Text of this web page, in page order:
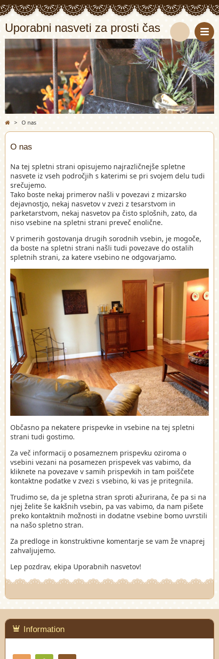
Uporabni nasveti za prosti čas
S
e
a
r
c
> O nas
O nas
Na tej spletni strani opisujemo najrazličnejše spletne
nasvete iz vseh področjih s katerimi se pri svojem delu tudi
srečujemo.
Tako boste nekaj primerov našli v povezavi z mizarsko
dejavnostjo, nekaj nasvetov v zvezi z tesarstvom in
parketarstvom, nekaj nasvetov pa čisto splošnih, zato, da
niso vsebine na spletni strani preveč enolične.
V primerih gostovanja drugih sorodnih vsebin, je mogoče,
da boste na spletni strani našli tudi povezave do ostalih
spletnih strani, za katere vsebino ne odgovarjamo.
Občasno pa nekatere prispevke in vsebine na tej spletni
strani tudi gostimo.
Za več informacij o posameznem prispevku oziroma o
vsebini vezani na posamezen prispevek vas vabimo, da
kliknete na povezave v samih prispevkih in tam poiščete
kontaktne podatke v zvezi s vsebino, ki vas je pritegnila.
Trudimo se, da je spletna stran sproti ažurirana, če pa si na
njej želite še kakšnih vsebin, pa vas vabimo, da nam pišete
preko kontaktnih možnosti in dodatne vsebine bomo uvrstili
na našo spletno stran.
Za predloge in konstruktivne komentarje se vam že vnaprej
zahvaljujemo.
Lep pozdrav, ekipa Uporabnih nasvetov!
Information